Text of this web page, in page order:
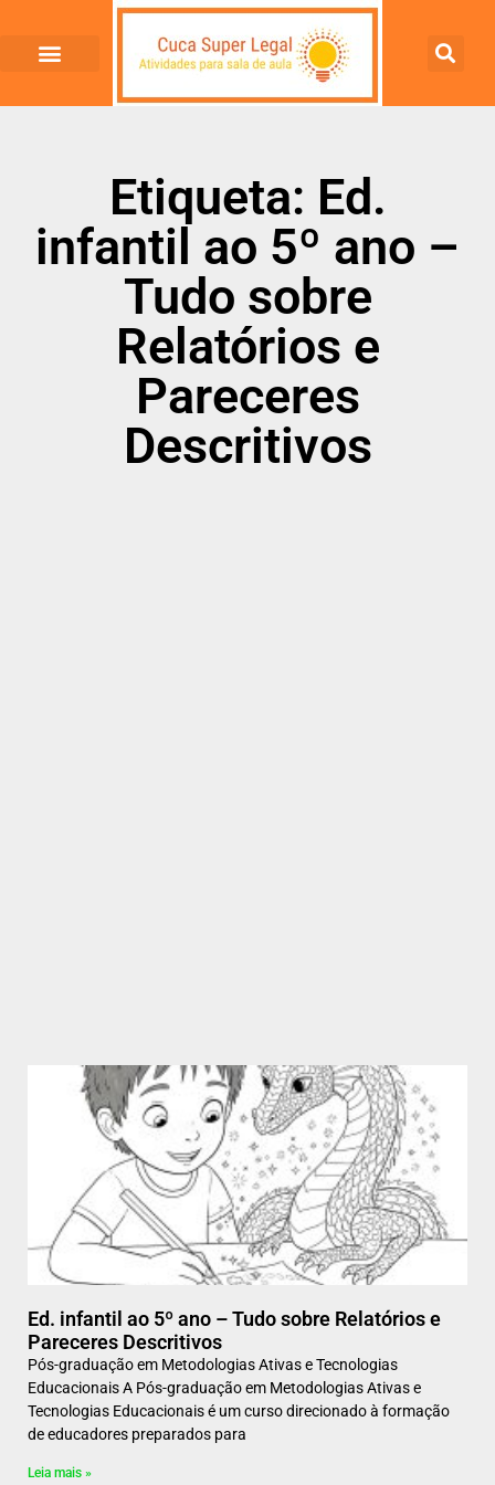
Etiqueta: Ed.
infantil ao 5º ano –
Tudo sobre
Relatórios e
Pareceres
Descritivos
Ed. infantil ao 5º ano – Tudo sobre Relatórios e
Pareceres Descritivos
Pós-graduação em Metodologias Ativas e Tecnologias
Educacionais A Pós-graduação em Metodologias Ativas e
Tecnologias Educacionais é um curso direcionado à formação
de educadores preparados para
Leia mais »